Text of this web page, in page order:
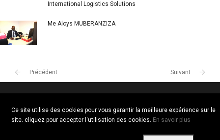
International Logistics Solutions
Me Aloys MUBERANZIZA
Précédent Suivant
Ce site utilise des cookies pour vous garantir la meilleure expérience sur le
site. cliquez pour accepter l'utilisation des cookies. En savoir plus
Copyright © 2026 Tous droits réservés. Vitrine Africaine